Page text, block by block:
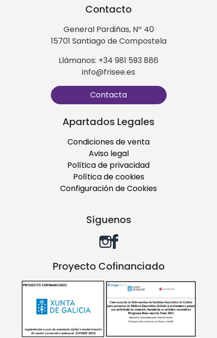
Contacto
General Pardiñas, Nº 40
15701 Santiago de Compostela
Llámanos: +34 981 593 886
info@frisee.es
Contacta
Apartados Legales
Condiciones de venta
Aviso legal
Política de privacidad
Política de cookies
Configuración de Cookies
Síguenos
Proyecto Cofinanciado